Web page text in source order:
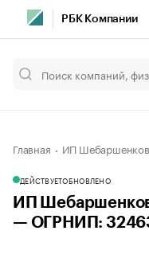
РБК Компании
Главная ИП
ДЕЙСТВУЕТОБНОВЛЕНО
ИП
— ОГРНИП: